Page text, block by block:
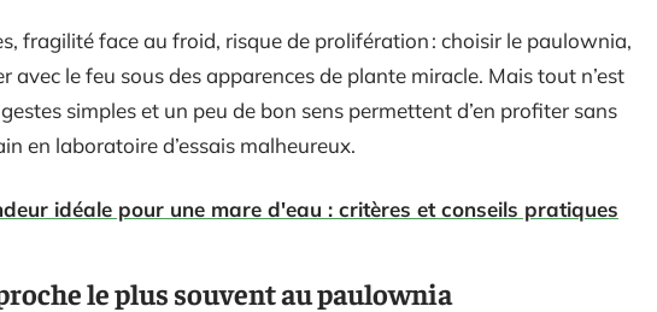
fragilité face au froid, risque de prolifération : choisir le paulownia,
avec le feu sous des apparences de plante miracle. Mais tout n’est
simples et un peu de bon sens permettent d’en profiter sans
en laboratoire d’essais malheureux.
idéale pour une mare d'eau : critères et conseils pratiques
le plus souvent au paulownia